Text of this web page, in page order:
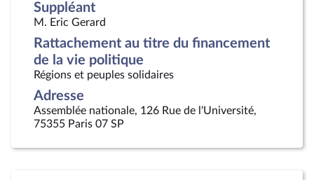
Suppléant
M. Eric Gerard
Rattachement au titre du financement
de la vie politique
Régions et peuples solidaires
Adresse
Assemblée nationale, 126 Rue de l'Université,
75355 Paris 07 SP